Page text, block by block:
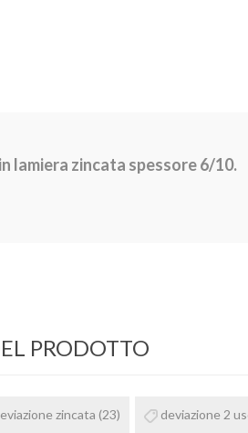
lamiera zincata spessore 6/10.
PRODOTTO
zincata (23) deviazione 2